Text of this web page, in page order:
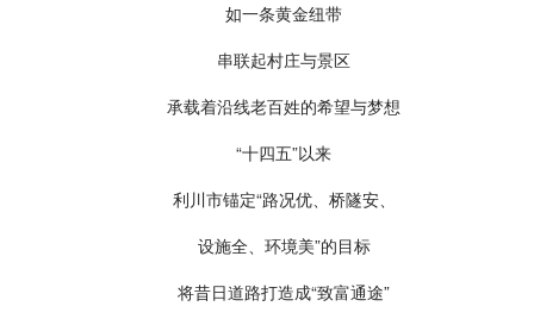
如一条黄金纽带
串联起村庄与景区
承载着沿线老百姓的希望与梦想
“十四五”以来
利川市锚定“路况优、桥隧安、
设施全、环境美”的目标
将昔日道路打造成“致富通途”